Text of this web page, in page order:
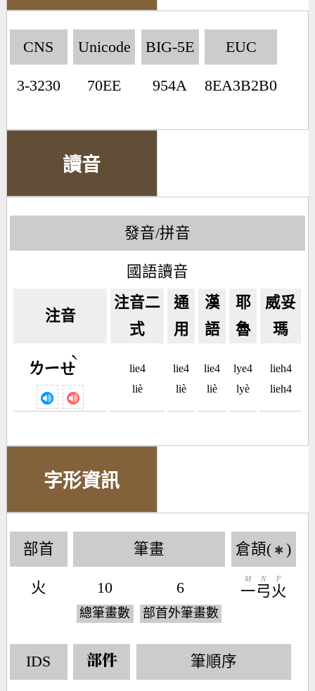
CNS
3-3230
Unicode
70EE
BIG-5E
954A
EUC
8EA3B2B0
讀音
發音/拼音
國語讀音
注音
注音二
式
通
用
漢
語
耶
魯
威妥
瑪
ㄌㄧㄝ
ˋ
lie4
liè
lie4
liè
lie4
liè
lye4
lyè
lieh4
lieh4
字形資訊
部首
火
筆畫
10
總筆畫數
6
部首外筆畫數
倉頡( ✱ )
一
M
弓
N
火
F
IDS 部件 筆順序